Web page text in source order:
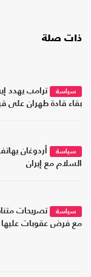
ذات صلة
سياسة
ترامب يهدد
بقاء قادة طهران على
سياسة
أردوغان
السلام مع إيران
سياسة
تصريحات
مع فرض عقوبات عليها